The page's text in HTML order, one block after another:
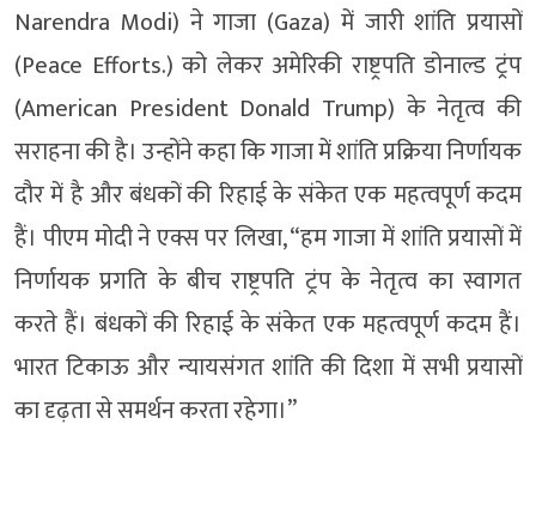
Narendra Modi) ने गाजा (Gaza) में जारी शांति प्रयासों
(Peace Efforts.) को लेकर अमेरिकी राष्ट्रपति डोनाल्ड ट्रंप
(American President Donald Trump) के नेतृत्व की
सराहना की है। उन्होंने कहा कि गाजा में शांति प्रक्रिया निर्णायक
दौर में है और बंधकों की रिहाई के संकेत एक महत्वपूर्ण कदम
हैं। पीएम मोदी ने एक्स पर लिखा, “हम गाजा में शांति प्रयासों में
निर्णायक प्रगति के बीच राष्ट्रपति ट्रंप के नेतृत्व का स्वागत
करते हैं। बंधकों की रिहाई के संकेत एक महत्वपूर्ण कदम हैं।
भारत टिकाऊ और न्यायसंगत शांति की दिशा में सभी प्रयासों
का दृढ़ता से समर्थन करता रहेगा।”